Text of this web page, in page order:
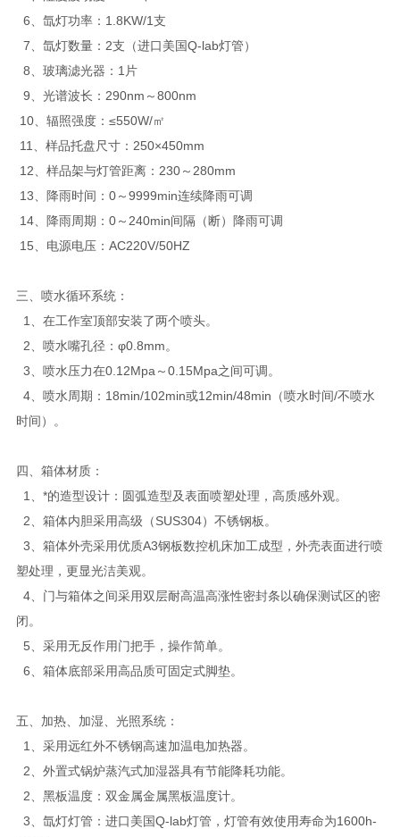
6、氙灯功率：1.8KW/1支
7、氙灯数量：2支（进口美国Q-lab灯管）
8、玻璃滤光器：1片
9、光谱波长：290nm～800nm
10、辐照强度：≤550W/㎡
11、样品托盘尺寸：250×450mm
12、样品架与灯管距离：230～280mm
13、降雨时间：0～9999min连续降雨可调
14、降雨周期：0～240min间隔（断）降雨可调
15、电源电压：AC220V/50HZ
三、喷水循环系统：
1、在工作室顶部安装了两个喷头。
2、喷水嘴孔径：φ0.8mm。
3、喷水压力在0.12Mpa～0.15Mpa之间可调。
4、喷水周期：18min/102min或12min/48min（喷水时间/不喷水
时间）。
四、箱体材质：
1、*的造型设计：圆弧造型及表面喷塑处理，高质感外观。
2、箱体内胆采用高级（SUS304）不锈钢板。
3、箱体外壳采用优质A3钢板数控机床加工成型，外壳表面进行喷
塑处理，更显光洁美观。
4、门与箱体之间采用双层耐高温高涨性密封条以确保测试区的密
闭。
5、采用无反作用门把手，操作简单。
6、箱体底部采用高品质可固定式脚垫。
五、加热、加湿、光照系统：
1、采用远红外不锈钢高速加温电加热器。
2、外置式锅炉蒸汽式加湿器具有节能降耗功能。
2、黑板温度：双金属金属黑板温度计。
3、氙灯灯管：进口美国Q-lab灯管，灯管有效使用寿命为1600h-